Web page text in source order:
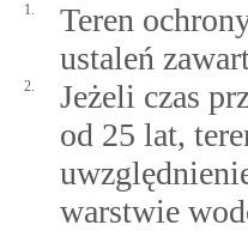
1.
Teren
ustaleń
2.
Jeżeli czas
od 25 lat,
warstwie